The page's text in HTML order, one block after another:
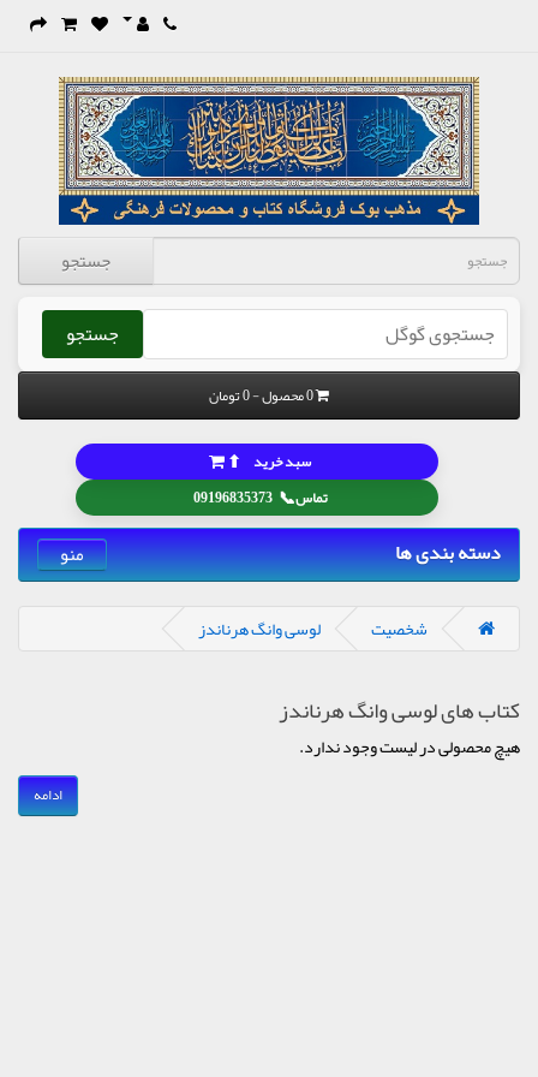
جستجو
جستجو
0 محصول - 0 تومان
تماس📞
09196835373
سبد خرید ⬆
دسته بندی ها منو
شخصیت لوسی وانگ هرناندز
کتاب های لوسی وانگ هرناندز
هیچ محصولی در لیست وجود ندارد.
ادامه